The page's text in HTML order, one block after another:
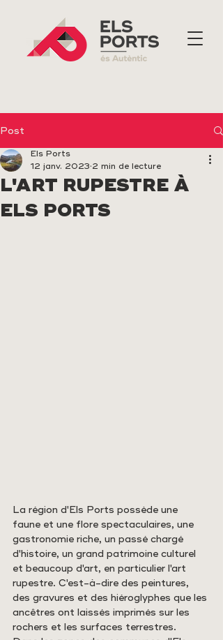
Post
L'ART RUPESTRE À
ELS PORTS
Els Ports
12 janv. 2023 2 min de lecture
La région d'Els Ports possède une
faune et une flore spectaculaires, une
gastronomie riche, un passé chargé
d'histoire, un grand patrimoine culturel
et beaucoup d'art, en particulier l'art
rupestre. C'est-à-dire des peintures,
des gravures et des hiéroglyphes que les
ancêtres ont laissés imprimés sur les
rochers et les surfaces terrestres.